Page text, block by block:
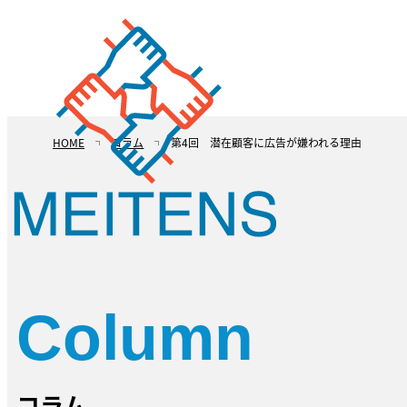
HOME コラム 第4回 潜在顧客に広告が嫌われる理由
Column